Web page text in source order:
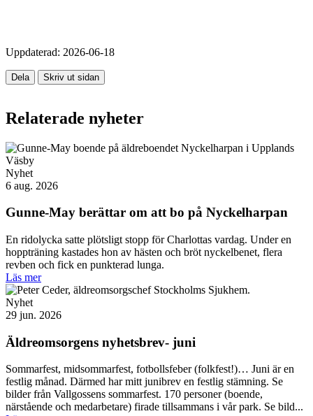
Uppdaterad: 2026-06-18
Dela Skriv ut sidan
Relaterade nyheter
Nyhet
6 aug. 2026
Gunne-May berättar om att bo på Nyckelharpan
En ridolycka satte plötsligt stopp för Charlottas vardag. Under en
hoppträning kastades hon av hästen och bröt nyckelbenet, flera
revben och fick en punkterad lunga.
Läs mer
Nyhet
29 jun. 2026
Äldreomsorgens nyhetsbrev- juni
Sommarfest, midsommarfest, fotbollsfeber (folkfest!)… Juni är en
festlig månad. Därmed har mitt junibrev en festlig stämning. Se
bilder från Vallgossens sommarfest. 170 personer (boende,
närstående och medarbetare) firade tillsammans i vår park. Se bild...